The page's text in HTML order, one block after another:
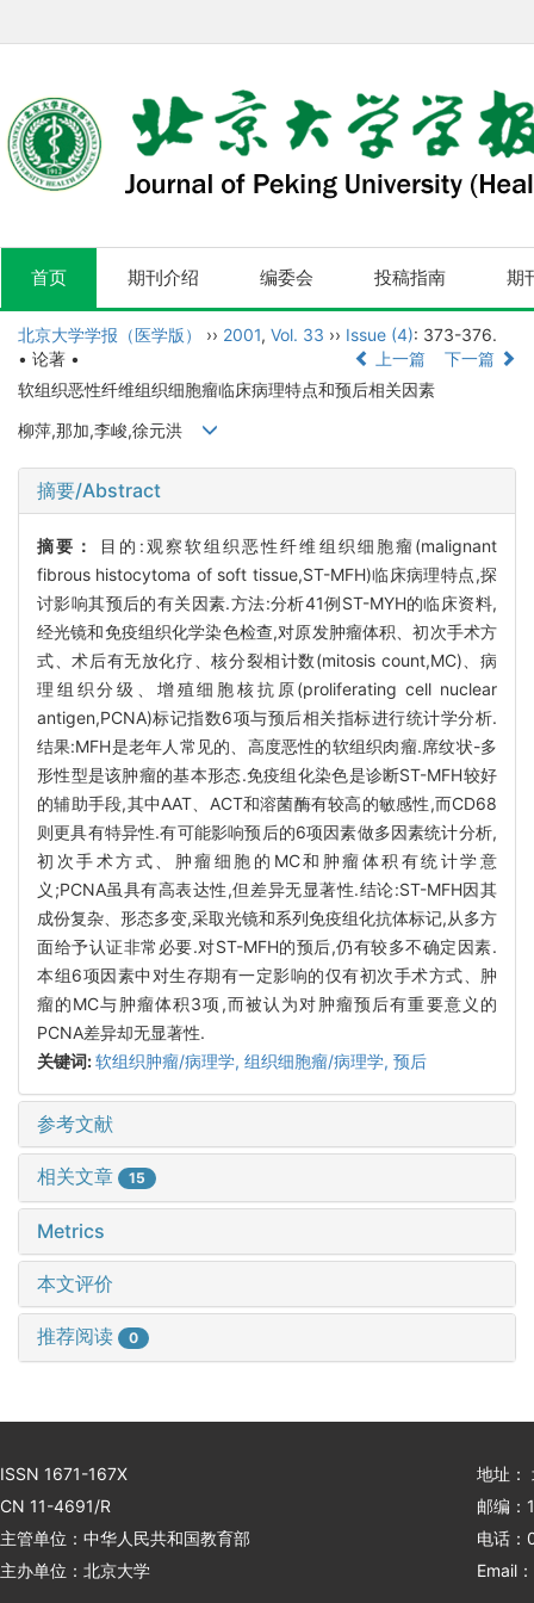
首页 期刊介绍 编委会 投稿指南 期
北京大学学报（医学版） ›› 2001, Vol. 33 ›› Issue (4): 373-376.
• 论著 •
上一篇
下一篇
软组织恶性纤维组织细胞瘤临床病理特点和预后相关因素
柳萍,那加,李峻,徐元洪
摘要/Abstract
摘要： 目的:观察软组织恶性纤维组织细胞瘤(malignant
fibrous histocytoma of soft tissue,ST-MFH)临床病理特点,探
讨影响其预后的有关因素.方法:分析41例ST-MYH的临床资料,
经光镜和免疫组织化学染色检查,对原发肿瘤体积、初次手术方
式、术后有无放化疗、核分裂相计数(mitosis count,MC)、病
理组织分级、增殖细胞核抗原(proliferating cell nuclear
antigen,PCNA)标记指数6项与预后相关指标进行统计学分析.
结果:MFH是老年人常见的、高度恶性的软组织肉瘤.席纹状-多
形性型是该肿瘤的基本形态.免疫组化染色是诊断ST-MFH较好
的辅助手段,其中AAT、ACT和溶菌酶有较高的敏感性,而CD68
则更具有特异性.有可能影响预后的6项因素做多因素统计分析,
初次手术方式、肿瘤细胞的MC和肿瘤体积有统计学意
义;PCNA虽具有高表达性,但差异无显著性.结论:ST-MFH因其
成份复杂、形态多变,采取光镜和系列免疫组化抗体标记,从多方
面给予认证非常必要.对ST-MFH的预后,仍有较多不确定因素.
本组6项因素中对生存期有一定影响的仅有初次手术方式、肿
瘤的MC与肿瘤体积3项,而被认为对肿瘤预后有重要意义的
PCNA差异却无显著性.
关键词:软组织肿瘤/病理学, 组织细胞瘤/病理学, 预后
参考文献
相关文章 15
Metrics
本文评价
推荐阅读 0
ISSN 1671-167X
CN 11-4691/R
主管单位：中华人民共和国教育部
主办单位：北京大学
地址：
邮编：
电话
Email